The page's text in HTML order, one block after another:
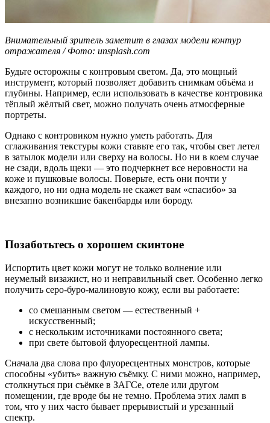
Внимательный зритель заметит в глазах модели контур
отражателя / Фото: unsplash.com
Будьте осторожны с контровым светом. Да, это мощный
инструмент, который позволяет добавить снимкам объёма и
глубины. Например, если использовать в качестве контровика
тёплый жёлтый свет, можно получать очень атмосферные
портреты.
Однако с контровиком нужно уметь работать. Для
сглаживания текстуры кожи ставьте его так, чтобы свет летел
в затылок модели или сверху на волосы. Но ни в коем случае
не сзади, вдоль щеки — это подчеркнет все неровности на
коже и пушковые волосы. Поверьте, есть они почти у
каждого, но ни одна модель не скажет вам «спасибо» за
внезапно возникшие бакенбарды или бороду.
Позаботьтесь о хорошем скинтоне
Испортить цвет кожи могут не только волнение или
неумелый визажист, но и неправильный свет. Особенно легко
получить серо-буро-малиновую кожу, если вы работаете:
со смешанным светом — естественный +
искусственный;
с нескольким источниками постоянного света;
при свете бытовой флуоресцентной лампы.
Сначала два слова про флуоресцентных монстров, которые
способны «убить» важную съёмку. С ними можно, например,
столкнуться при съёмке в ЗАГСе, отеле или другом
помещении, где вроде бы не темно. Проблема этих ламп в
том, что у них часто бывает прерывистый и урезанный
спектр.